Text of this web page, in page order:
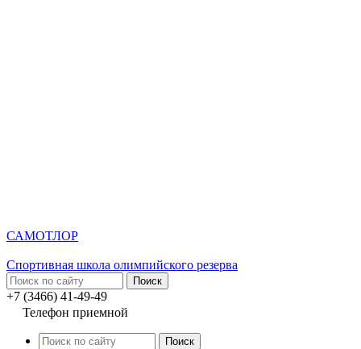
САМОТЛОР
Спортивная школа олимпийского резерва
+7 (3466) 41-49-49
Телефон приемной